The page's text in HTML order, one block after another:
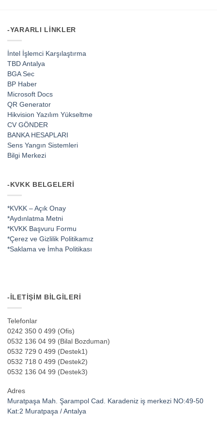
-YARARLI LINKLER
İntel İşlemci Karşılaştırma
TBD Antalya
BGA Sec
BP Haber
Microsoft Docs
QR Generator
Hikvision Yazılım Yükseltme
CV GÖNDER
BANKA HESAPLARI
Sens Yangın Sistemleri
Bilgi Merkezi
-KVKK BELGELERI
*KVKK – Açık Onay
*Aydınlatma Metni
*KVKK Başvuru Formu
*Çerez ve Gizlilik Politikamız
*Saklama ve İmha Politikası
-İLETIŞIM BILGILERI
Telefonlar
0242 350 0 499 (Ofis)
0532 136 04 99 (Bilal Bozduman)
0532 729 0 499 (Destek1)
0532 718 0 499 (Destek2)
0532 136 04 99 (Destek3)
Adres
Muratpaşa Mah. Şarampol Cad. Karadeniz iş merkezi NO:49-50
Kat:2 Muratpaşa / Antalya